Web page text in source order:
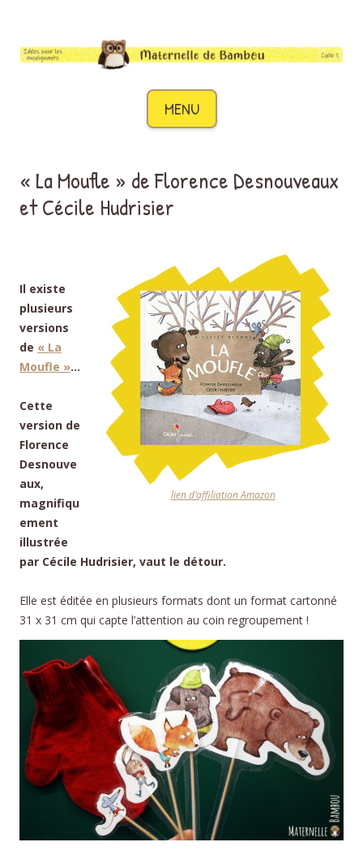
MENU
Aller au contenu
« La Moufle » de Florence Desnouveaux
et Cécile Hudrisier
lien d’affiliation Amazon
Il existe
plusieurs
versions
de « La
Moufle »…
Cette
version de
Florence
Desnouve
aux,
magnifiqu
ement
illustrée
par Cécile Hudrisier, vaut le détour.
Elle est éditée en plusieurs formats dont un format cartonné
31 x 31 cm qui capte l’attention au coin regroupement !